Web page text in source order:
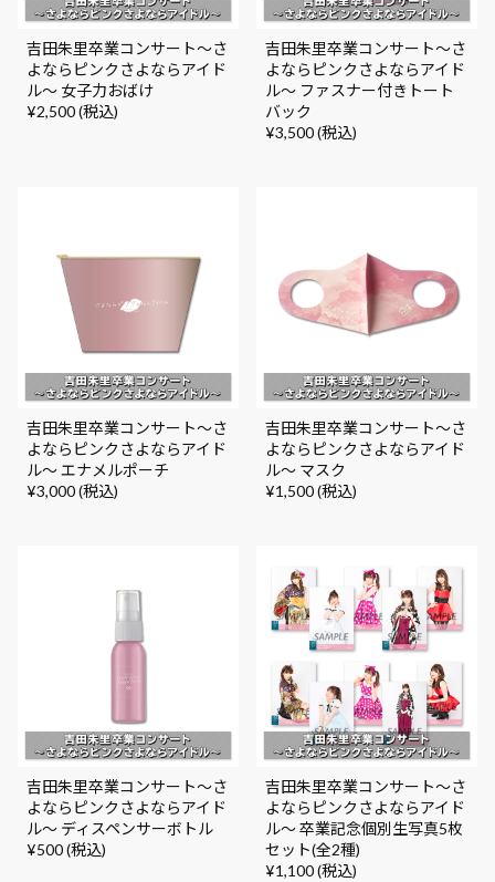
吉田朱里卒業コンサート～さ
よならピンクさよならアイド
ル～ 女子力おばけ
¥2,500 (税込)
吉田朱里卒業コンサート～さ
よならピンクさよならアイド
ル～ ファスナー付きトート
バック
¥3,500 (税込)
吉田朱里卒業コンサート～さ
よならピンクさよならアイド
ル～ エナメルポーチ
¥3,000 (税込)
吉田朱里卒業コンサート～さ
よならピンクさよならアイド
ル～ マスク
¥1,500 (税込)
吉田朱里卒業コンサート～さ
よならピンクさよならアイド
ル～ ディスペンサーボトル
¥500 (税込)
吉田朱里卒業コンサート～さ
よならピンクさよならアイド
ル～ 卒業記念個別生写真5枚
セット(全2種)
¥1,100 (税込)